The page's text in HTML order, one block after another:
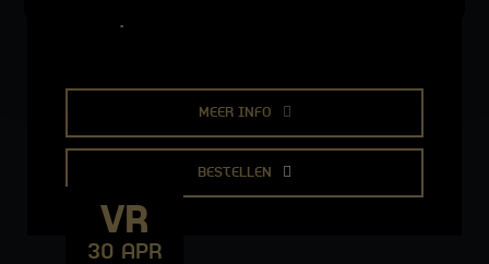
MEER INFO
BESTELLEN
VR
30 APR